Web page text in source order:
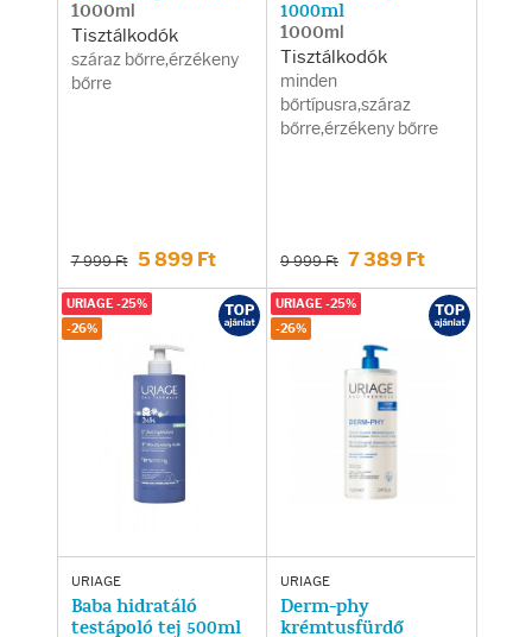
1000ml
Tisztálkodók
száraz bőrre,érzékeny
bőrre
7 999 Ft 5 899 Ft
1000ml
1000ml
Tisztálkodók
minden
bőrtípusra,száraz
bőrre,érzékeny bőrre
9 999 Ft 7 389 Ft
URIAGE
Baba hidratáló
testápoló tej 500ml
URIAGE -25%
-26%
URIAGE
Derm-phy
krémtusfürdő
URIAGE -25%
-26%